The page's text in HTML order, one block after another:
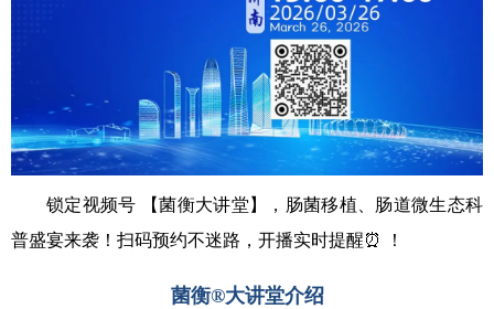
锁定视频号 【菌衡大讲堂】，肠菌移植、肠道微生态科
普盛宴来袭！扫码预约不迷路，开播实时提醒⏰ ！
菌衡®大讲堂介绍